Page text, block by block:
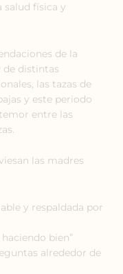
salud física y
de la
de distintas
las tazas de
y este periodo
entre las
las madres
y respaldada por
bien”
alrededor de